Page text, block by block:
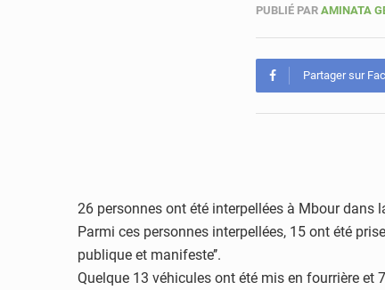
PUBLIÉ PAR AMINATA
Partager sur
26 personnes ont été interpellées à Mbour dans
Parmi ces personnes interpellées, 15 ont été
publique et manifeste’’.
Quelque 13 véhicules ont été mis en fourrière